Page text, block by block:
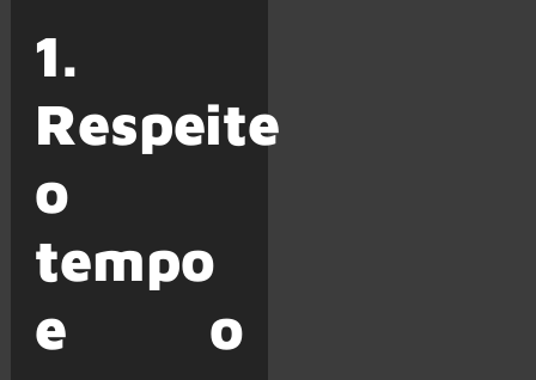
1.
Respeite
o
tempo
e o